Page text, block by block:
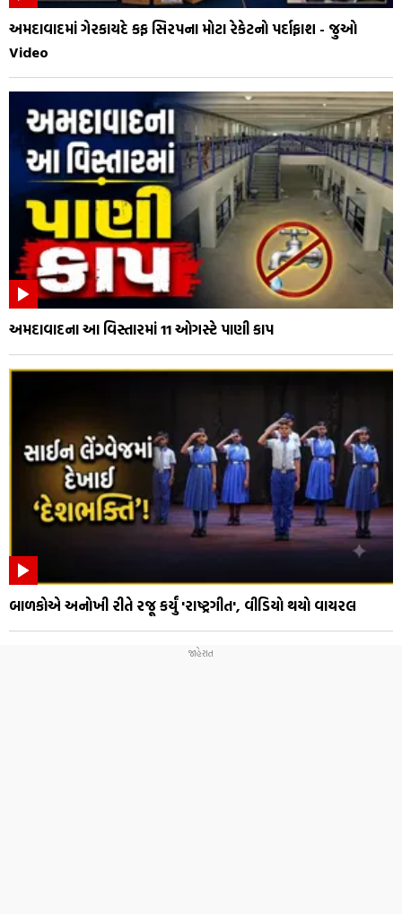
અમદાવાદમાં ગેરકાયદે કફ સિરપના મોટા રેકેટનો પર્દાફાશ - જુઓ
Video
અમદાવાદના આ વિસ્તારમાં 11 ઓગસ્ટે પાણી કાપ
બાળકોએ અનોખી રીતે રજૂ કર્યું 'રાષ્ટ્રગીત', વીડિયો થયો વાયરલ